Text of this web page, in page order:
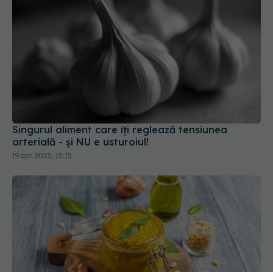
Singurul aliment care îți reglează tensiunea
arterială - și NU e usturoiul!
19 apr 2025, 15:15